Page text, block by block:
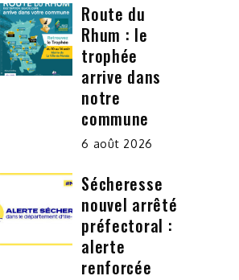
Route du
Rhum : le
trophée
arrive dans
notre
commune
6 août 2026
Sécheresse
nouvel arrêté
préfectoral :
alerte
renforcée